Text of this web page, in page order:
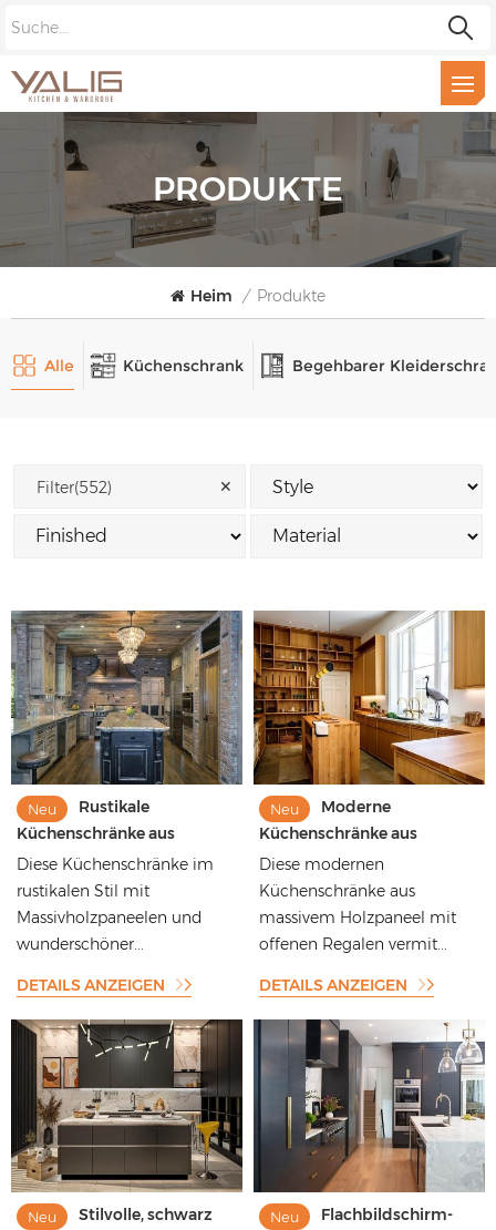
PRODUKTE
Heim / Produkte
Alle Küchenschrank Begehbarer
Filter(552) ✕
Neu
Rustikale
Küchenschränke aus
massivem Holzpaneel mit
Diese Küchenschränke im
rustikalen Stil mit
Massivholzpaneelen und
wunderschöner...
DETAILS ANZEIGEN
Neu
Moderne
Küchenschränke aus
massivem Holzpaneel mit
Diese modernen
Küchenschränke aus
massivem Holzpaneel mit
offenen Regalen vermit...
DETAILS ANZEIGEN
Neu
Stilvolle, schwarz
Neu
Flachbildschirm-